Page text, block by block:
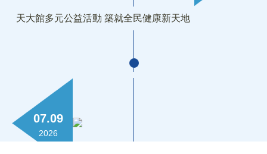
天大館多元公益活動 築就全民健康新天地
07.09
2026